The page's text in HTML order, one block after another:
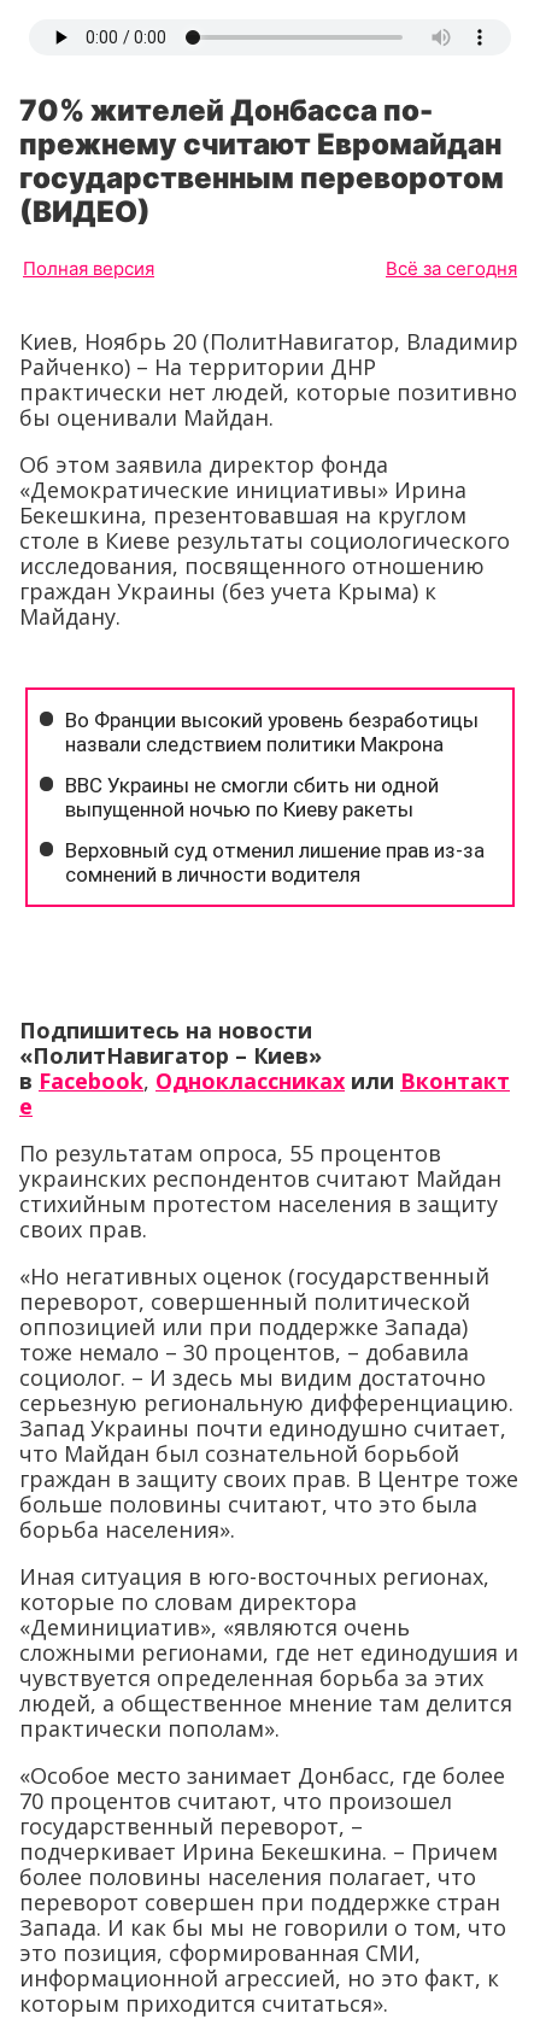
70% жителей Донбасса по-
прежнему считают Евромайдан
государственным переворотом
(ВИДЕО)
Полная версия Всё за сегодня
Киев, Ноябрь 20 (ПолитНавигатор, Владимир
Райченко) – На территории ДНР
практически нет людей, которые позитивно
бы оценивали Майдан.
Об этом заявила директор фонда
«Демократические инициативы» Ирина
Бекешкина, презентовавшая на круглом
столе в Киеве результаты социологического
исследования, посвященного отношению
граждан Украины (без учета Крыма) к
Майдану.
Подпишитесь на новости
«ПолитНавигатор – Киев»
в Facebook, Одноклассниках или Вконтакт
е
По результатам опроса, 55 процентов
украинских респондентов считают Майдан
стихийным протестом населения в защиту
своих прав.
«Но негативных оценок (государственный
переворот, совершенный политической
оппозицией или при поддержке Запада)
тоже немало – 30 процентов, – добавила
социолог. – И здесь мы видим достаточно
серьезную региональную дифференциацию.
Запад Украины почти единодушно считает,
что Майдан был сознательной борьбой
граждан в защиту своих прав. В Центре тоже
больше половины считают, что это была
борьба населения».
Иная ситуация в юго-восточных регионах,
которые по словам директора
«Деминициатив», «являются очень
сложными регионами, где нет единодушия и
чувствуется определенная борьба за этих
людей, а общественное мнение там делится
практически пополам».
«Особое место занимает Донбасс, где более
70 процентов считают, что произошел
государственный переворот, –
подчеркивает Ирина Бекешкина. – Причем
более половины населения полагает, что
переворот совершен при поддержке стран
Запада. И как бы мы не говорили о том, что
это позиция, сформированная СМИ,
информационной агрессией, но это факт, к
которым приходится считаться».